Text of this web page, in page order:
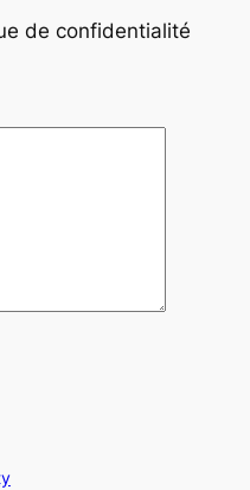
de confidentialité